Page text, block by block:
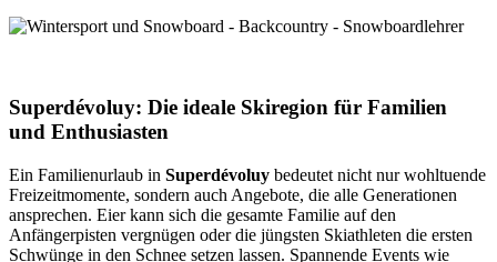
Superdévoluy: Die ideale Skiregion für Familien
und Enthusiasten
Ein Familienurlaub in Superdévoluy bedeutet nicht nur wohltuende
Freizeitmomente, sondern auch Angebote, die alle Generationen
ansprechen. Eier kann sich die gesamte Familie auf den
Anfängerpisten vergnügen oder die jüngsten Skiathleten die ersten
Schwünge in den Schnee setzen lassen. Spannende Events wie